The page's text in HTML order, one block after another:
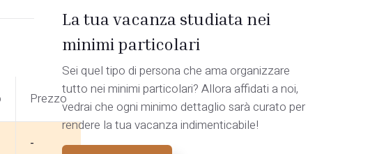
Prezzo
-
La tua vacanza studiata nei
minimi particolari
Sei quel tipo di persona che ama organizzare
tutto nei minimi particolari? Allora affidati a noi,
vedrai che ogni minimo dettaglio sarà curato per
rendere la tua vacanza indimenticabile!